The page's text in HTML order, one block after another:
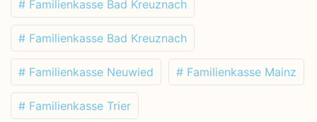
# Familienkasse Bad Kreuznach
# Familienkasse Bad Kreuznach
# Familienkasse Neuwied # Familienkasse Mainz
# Familienkasse Trier